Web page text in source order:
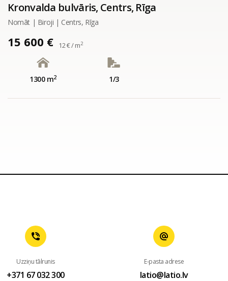
Kronvalda bulvāris, Centrs, Rīga
Nomāt | Biroji | Centrs, Rīga
15 600 € 12 € / m2
1300 m2 1/3
Uzziņu tālrunis
+371 67 032 300
E-pasta adrese
latio@latio.lv